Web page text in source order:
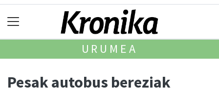
URUMEA
Pesak autobus bereziak